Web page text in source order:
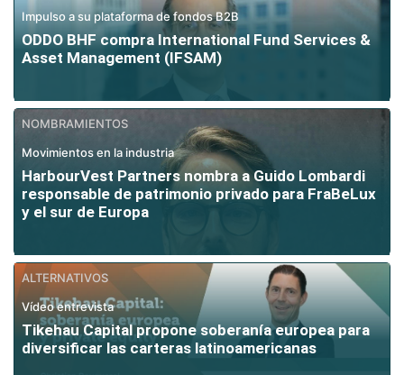
Impulso a su plataforma de fondos B2B
ODDO BHF compra International Fund Services &
Asset Management (IFSAM)
NOMBRAMIENTOS
Movimientos en la industria
HarbourVest Partners nombra a Guido Lombardi
responsable de patrimonio privado para FraBeLux
y el sur de Europa
ALTERNATIVOS
Vídeo entrevista
Tikehau Capital propone soberanía europea para
diversificar las carteras latinoamericanas